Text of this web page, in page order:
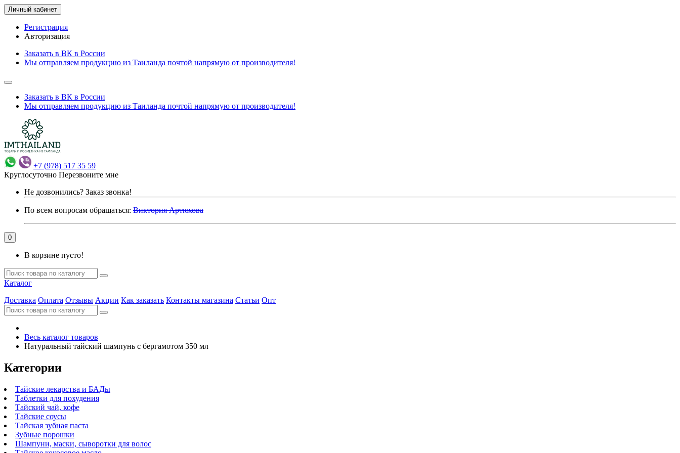
Личный кабинет
Регистрация
Авторизация
Заказать в ВК в России
Мы отправляем продукцию из Таиланда почтой напрямую от производителя!
Заказать в ВК в России
Мы отправляем продукцию из Таиланда почтой напрямую от производителя!
+7 (978) 517 35 59
Круглосуточно Перезвоните мне
Не дозвонились? Заказ звонка!
По всем вопросам обращаться: Виктория Артюхова
0
В корзине пусто!
Каталог
Доставка Оплата Отзывы Акции Как заказать Контакты магазина Статьи Опт
Весь каталог товаров
Натуральный тайский шампунь с бергамотом 350 мл
Категории
Тайские лекарства и БАДы
Таблетки для похудения
Тайский чай, кофе
Тайские соусы
Тайская зубная паста
Зубные порошки
Шампуни, маски, сыворотки для волос